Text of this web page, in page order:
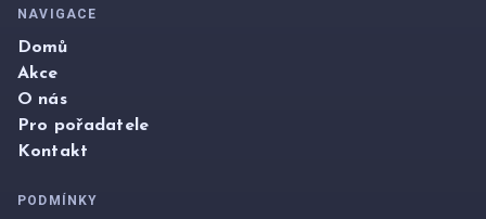
NAVIGACE
Domů
Akce
O nás
Pro pořadatele
Kontakt
PODMÍNKY